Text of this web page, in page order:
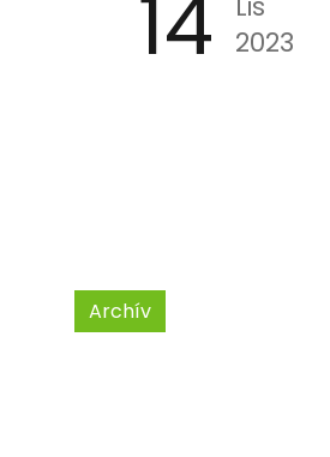
14
2023
Archív